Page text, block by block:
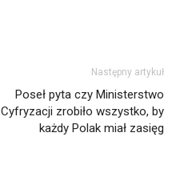
Następny artykuł
Poseł pyta czy Ministerstwo
Cyfryzacji zrobiło wszystko, by
każdy Polak miał zasięg